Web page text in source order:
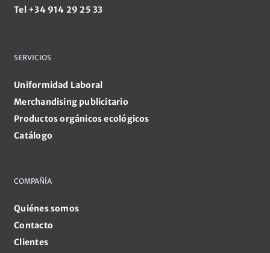
Tel +34 914 29 25 33
SERVICIOS
Uniformidad Laboral
Merchandising publicitario
Productos orgánicos ecológicos
Catálogo
COMPAÑÍA
Quiénes somos
Contacto
Clientes